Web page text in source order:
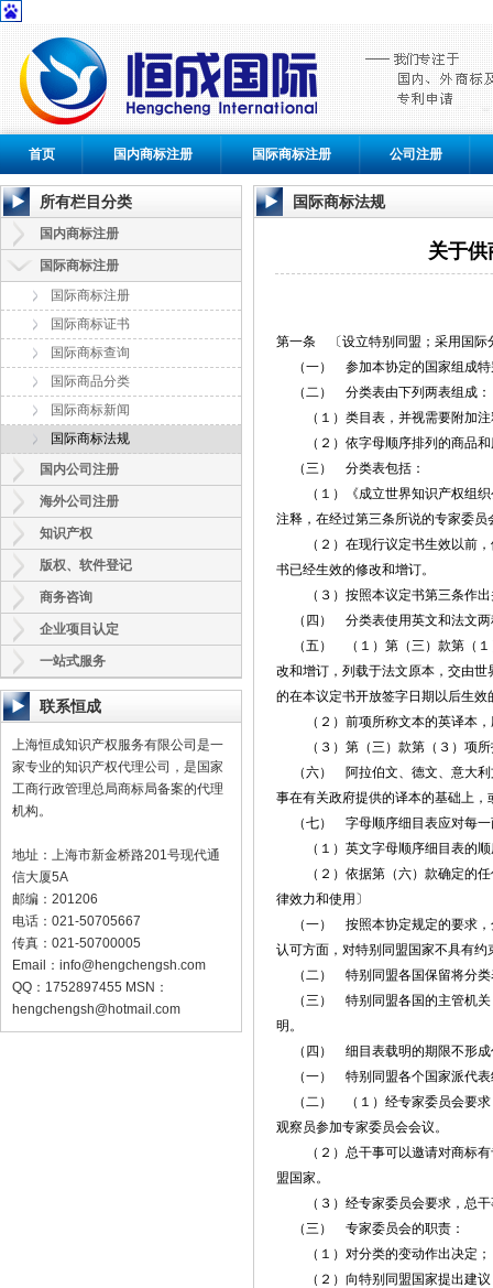
首页 国内商标注册 国际商标注册 公司注册
所有栏目分类
国内商标注册
国际商标注册
国际商标注册
国际商标证书
国际商标查询
国际商品分类
国际商标新闻
国际商标法规
国内公司注册
海外公司注册
知识产权
版权、软件登记
商务咨询
企业项目认定
一站式服务
联系恒成
上海恒成知识产权服务有限公司是一
家专业的知识产权代理公司，是国家
工商行政管理总局商标局备案的代理
机构。
地址：上海市新金桥路201号现代通
信大厦5A
邮编：201206
电话：021-50705667
传真：021-50700005
Email： info@hengchengsh.com
QQ：1752897455 MSN：
hengchengsh@hotmail.com
国际商标法规
关于
第一条 〔设立特别同盟；采用国际
（一） 参加本协定的国家组成特
（二） 分类表由下列两表组成：
（１）类目表，并视需要附加注
（２）依字母顺序排列的商品和
（三） 分类表包括：
（１）《成立世界知识产权组织
注释，在经过第三条所说的专家委
（２）在现行议定书生效以前，
书已经生效的修改和增订。
（３）按照本议定书第三条作出
（四） 分类表使用英文和法文两
（五） （１）第（三）款第（１
改和增订，列载于法文原本，交由世
的在本议定书开放签字日期以后生
（２）前项所称文本的英译本，
（３）第（三）款第（３）项所
（六） 阿拉伯文、德文、意大利
事在有关政府提供的译本的基础上
（七） 字母顺序细目表应对每一
（１）英文字母顺序细目表的顺
（２）依据第（六）款确定的任
律效力和使用〕
（一） 按照本协定规定的要求，
认可方面，对特别同盟国家不具有约
（二） 特别同盟各国保留将分类
（三） 特别同盟各国的主管机关
明。
（四） 细目表载明的期限不形成
（一） 特别同盟各个国家派代表
（二） （１）经专家委员会要求
观察员参加专家委员会会议。
（２）总干事可以邀请对商标有
盟国家。
（３）经专家委员会要求，总干
（三） 专家委员会的职责：
（１）对分类的变动作出决定；
（２）向特别同盟国家提出建议